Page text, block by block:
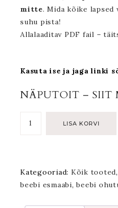
mitte. Mida kõike lapsed
suhu pista!
Allalaaditav PDF fail –
Kasuta ise ja jaga linki
NÄPUTOIT – SIIT
LISA KORVI
Kategooriad: Kõik tooted,
beebi esmaabi,beebi